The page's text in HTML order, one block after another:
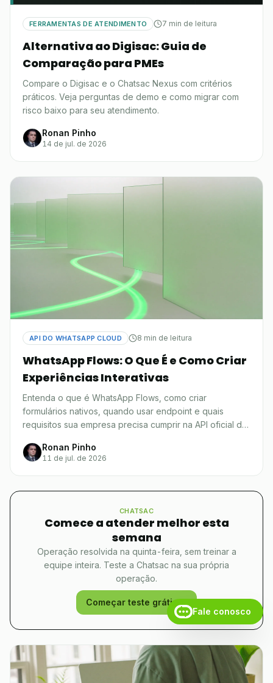
FERRAMENTAS DE ATENDIMENTO 7 min de leitura
Alternativa ao Digisac: Guia de
Comparação para PMEs
Compare o Digisac e o Chatsac Nexus com critérios
práticos. Veja perguntas de demo e como migrar com
risco baixo para seu atendimento.
Ronan Pinho
14 de jul. de 2026
API DO WHATSAPP CLOUD 8 min de leitura
WhatsApp Flows: O Que É e Como Criar
Experiências Interativas
Entenda o que é WhatsApp Flows, como criar
formulários nativos, quando usar endpoint e quais
requisitos sua empresa precisa cumprir na API oficial da
Ronan Pinho
11 de jul. de 2026
CHATSAC
Comece a atender melhor esta
semana
Operação resolvida na quinta-feira, sem treinar a
equipe inteira. Teste a Chatsac na sua própria
operação.
Começar teste grátis
Fale conosco